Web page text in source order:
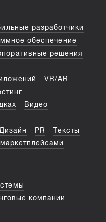
разработчики
обеспечение
решения
VR/AR
Видео
Дизайн PR
Тексты
компании